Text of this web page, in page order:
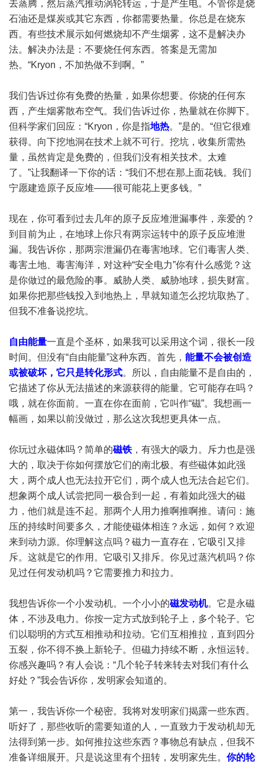
去蒸腾，然后蒸汽推动涡轮转运，于是产生电。不管你是烧
石油还是煤炭或其它东西，你都需要热量。你总是在烧东
西。有些技术展示如何燃烧却不产生烟雾，这不是解决办
法。解决办法是：不要烧任何东西。答案是无需加
热。“Kryon，不加热做不到啊。”
我们告诉过你有免费的热量，如果你想要。你烧的任何东
西，产生烟雾散布空气。我们告诉过你，热量就在你脚下。
但科学家们回应：“Kryon，你是指地热。”是的。“但它很难
获得。向下挖地洞在技术上就不可行。挖坑，收集所需热
量，虽然肯定是免费的，但我们没有相关技术。太难
了。”让我翻译一下你的话：“我们不想在那上面花钱。我们
宁愿建造原子反应堆——很可能花上更多钱。”
现在，你可看到过去几年的原子反应堆泄漏事件，亲爱的？
到目前为止，在地球上你只有两宗运转中的原子反应堆泄
漏。我告诉你，那两宗泄漏仍在毒害地球。它们毒害人类、
毒害土地、毒害海洋，对这种“安全电力”你有什么感觉？这
是你做过的最危险的事。威胁人类、威胁地球，损失财富。
如果你把那些钱投入到地热上，早就知道怎么挖坑取热了。
但我不准备说挖坑。
自由能量一直是个圣杯，如果我可以采用这个词，很长一段
时间。但没有“自由能量”这种东西。首先， 能量不会被创造
或被破坏，它只是转化形式。所以，自由能量不是自由的，
它描述了你从无法描述的来源获得的能量。它可能存在吗？
哦，就在你面前。一直在你在面前，它叫作“磁”。我想画一
幅画，如果以前没做过，那么这次我想更具体一点。
你玩过永磁体吗？简单的磁铁，有强大的吸力。斥力也是强
大的，取决于你如何摆放它们的南北极。有些磁体如此强
大，两个成人也无法拉开它们，两个成人也无法合起它们。
想象两个成人试尝把同一极合到一起，有着如此强大的磁
力，他们就是连不起。那两个人用力推啊推啊推。请问：施
压的持续时间要多久，才能使磁体相连？永远，如何？欢迎
来到动力源。你理解这点吗？磁力一直存在，它吸引又排
斥。这就是它的作用。它吸引又排斥。你见过蒸汽机吗？你
见过任何发动机吗？它需要推力和拉力。
我想告诉你一个小发动机。一个小小的磁发动机。它是永磁
体，不涉及电力。你按一定方式放到轮子上，多个轮子。它
们以聪明的方式互相推动和拉动。它们互相推拉，直到四分
五裂，你不得不换上新轮子。但磁力持续不断，永恒运转。
你感兴趣吗？有人会说：“几个轮子转来转去对我们有什么
好处？”我会告诉你，发明家会知道的。
第一，我告诉你一个秘密。我将对发明家们揭露一些东西。
听好了，那些收听的需要知道的人，一直致力于发动机却无
法得到第一步。如何推拉这些东西？事物总有缺点，但我不
准备详细展开。只是说这里有个扭转，发明家先生。 你的轮